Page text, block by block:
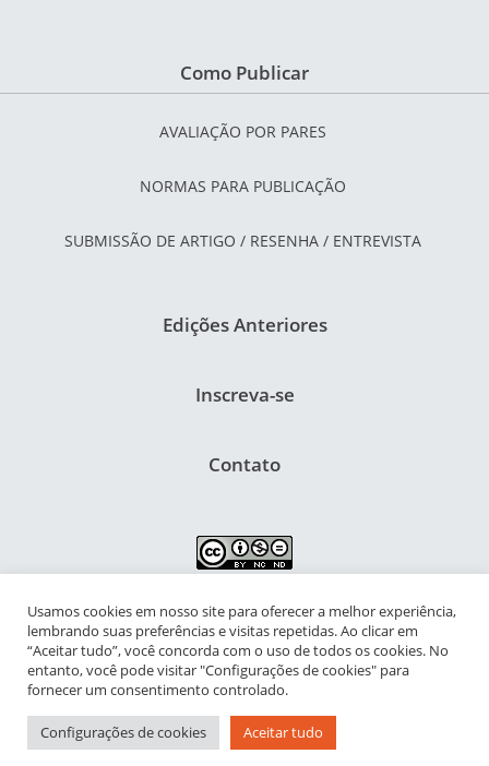
Como Publicar
AVALIAÇÃO POR PARES
NORMAS PARA PUBLICAÇÃO
SUBMISSÃO DE ARTIGO / RESENHA / ENTREVISTA
Edições Anteriores
Inscreva-se
Contato
NIPIAC – Núcleo Interdisciplinar de Pesquisa para a Infância e
Adolescência Contemporâneas
Universidade Federal do Rio de Janeiro - Campus da Praia Vermelha
Av. Pasteur, 250 – Urca, Prédio da Decania do CFCH
Rio de Janeiro - RJ, Brasil | CEP 22.290-902
Usamos cookies em nosso site para oferecer a melhor experiência,
lembrando suas preferências e visitas repetidas. Ao clicar em
“Aceitar tudo”, você concorda com o uso de todos os cookies. No
entanto, você pode visitar "Configurações de cookies" para
fornecer um consentimento controlado.
Configurações de cookies Aceitar tudo